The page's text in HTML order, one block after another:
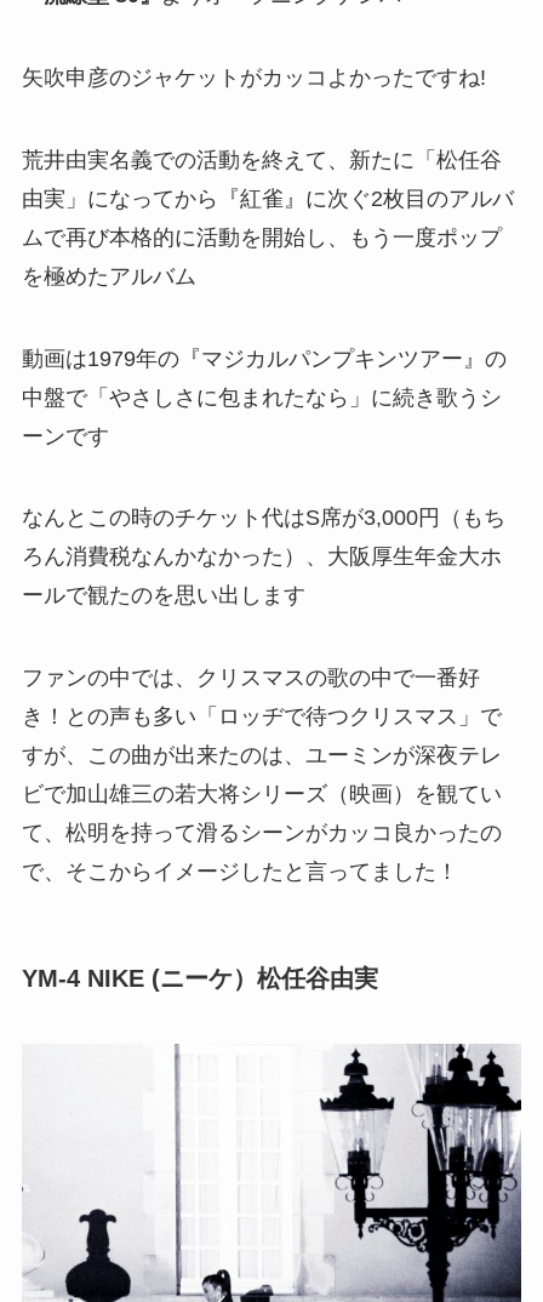
矢吹申彦のジャケットがカッコよかったですね!
荒井由実名義での活動を終えて、新たに「松任谷
由実」になってから『紅雀』に次ぐ2枚目のアルバ
ムで再び本格的に活動を開始し、もう一度ポップ
を極めたアルバム
動画は1979年の『マジカルパンプキンツアー』の
中盤で「やさしさに包まれたなら」に続き歌うシ
ーンです
なんとこの時のチケット代はS席が3,000円（もち
ろん消費税なんかなかった）、大阪厚生年金大ホ
ールで観たのを思い出します
ファンの中では、クリスマスの歌の中で一番好
き！との声も多い「ロッヂで待つクリスマス」で
すが、この曲が出来たのは、ユーミンが深夜テレ
ビで加山雄三の若大将シリーズ（映画）を観てい
て、松明を持って滑るシーンがカッコ良かったの
で、そこからイメージしたと言ってました！
YM-4 NIKE (ニーケ）松任谷由実